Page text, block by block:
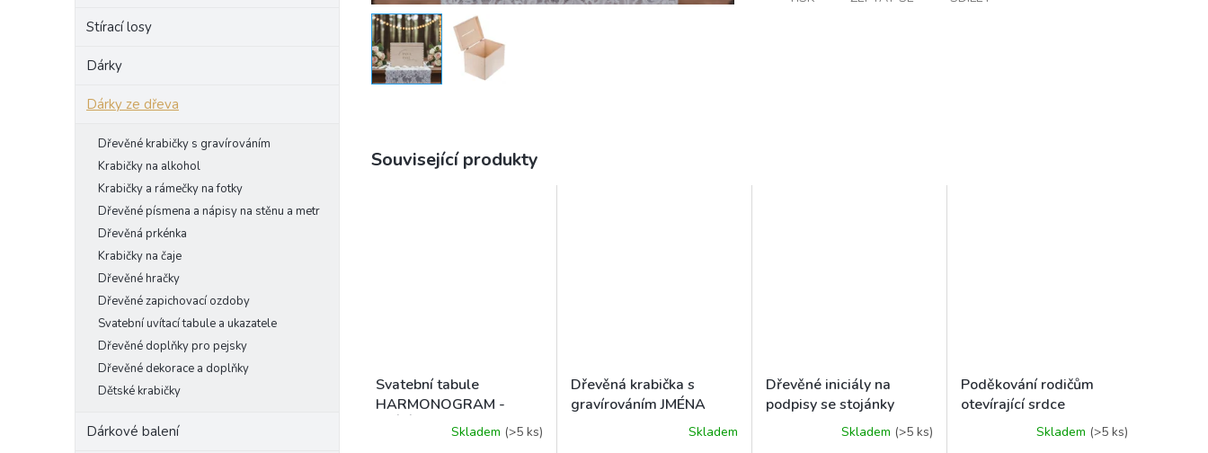
Stírací losy
Dárky
Dárky ze dřeva
Dřevěné krabičky s gravírováním
Krabičky na alkohol
Krabičky a rámečky na fotky
Dřevěné písmena a nápisy na stěnu a metr
Dřevěná prkénka
Krabičky na čaje
Dřevěné hračky
Dřevěné zapichovací ozdoby
Svatební uvítací tabule a ukazatele
Dřevěné doplňky pro pejsky
Dřevěné dekorace a doplňky
Dětské krabičky
Dárkové balení
Související produkty
Svatební tabule
HARMONOGRAM -
Skladem (>5 ks)
Dřevěná krabička s
gravírováním JMÉNA
Skladem
Dřevěné iniciály na
podpisy se stojánky
Skladem (>5 ks)
Poděkování rodičům
otevírající srdce
MORAVSKÉ SRDCE
Skladem (>5 ks)